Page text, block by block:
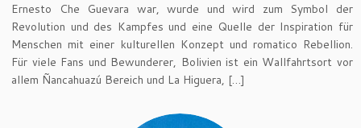
Ernesto Che Guevara war, wurde und wird zum Symbol der
Revolution und des Kampfes und eine Quelle der Inspiration für
Menschen mit einer kulturellen Konzept und romatico Rebellion.
Für viele Fans und Bewunderer, Bolivien ist ein Wallfahrtsort vor
allem Ñancahuazú Bereich und La Higuera, […]